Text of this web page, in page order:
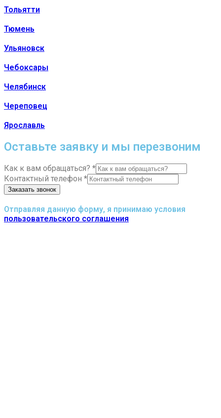
Тольятти
Тюмень
Ульяновск
Чебоксары
Челябинск
Череповец
Ярославль
Оставьте заявку и мы перезвоним
Как к вам обращаться? *
Контактный телефон *
Заказать звонок
Отправляя данную форму, я принимаю условия
пользовательского соглашения